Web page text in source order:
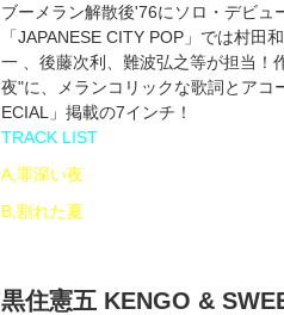
ブーメラン解散後'76にソロ・デビ
「JAPANESE CITY POP」では村
一 、後藤次利、難波弘之等が担当！
夜"に、メランコリックな歌詞とア
ECIAL」掲載の7インチ！
TRACK LIST
A,罪深い夜
B,割れた夏
黒住憲五 KENGO &